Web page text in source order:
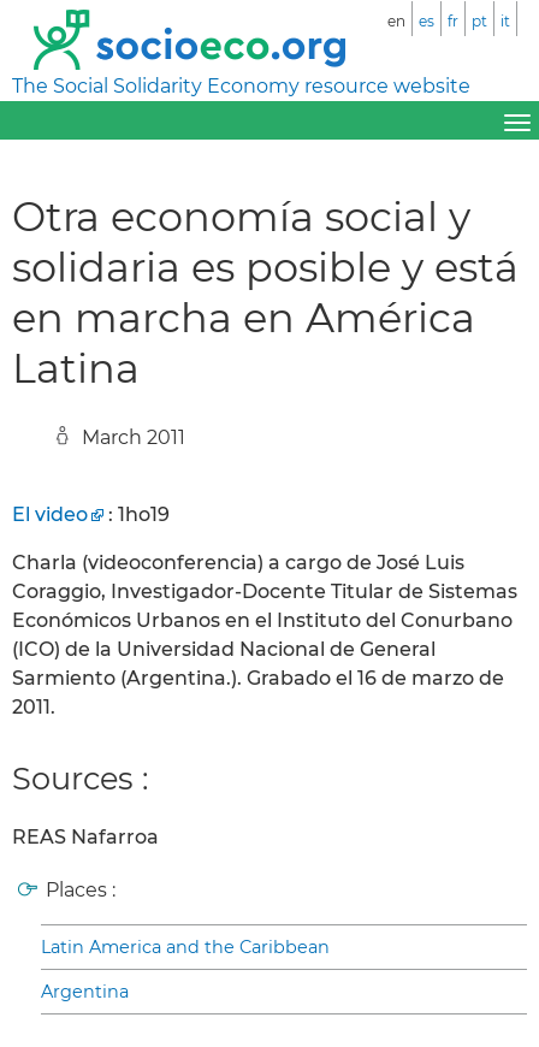
The Social Solidarity Economy resource website
en es fr pt it
Otra economía social y
solidaria es posible y está
en marcha en América
Latina
March 2011
El video : 1ho19
Charla (videoconferencia) a cargo de José Luis
Coraggio, Investigador-Docente Titular de Sistemas
Económicos Urbanos en el Instituto del Conurbano
(ICO) de la Universidad Nacional de General
Sarmiento (Argentina.). Grabado el 16 de marzo de
2011.
Sources :
REAS Nafarroa
Places :
Latin America and the Caribbean
Argentina